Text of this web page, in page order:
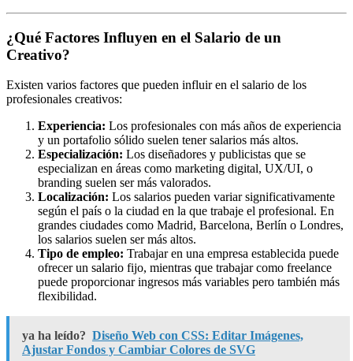
¿Qué Factores Influyen en el Salario de un
Creativo?
Existen varios factores que pueden influir en el salario de los
profesionales creativos:
Experiencia: Los profesionales con más años de experiencia
y un portafolio sólido suelen tener salarios más altos.
Especialización: Los diseñadores y publicistas que se
especializan en áreas como marketing digital, UX/UI, o
branding suelen ser más valorados.
Localización: Los salarios pueden variar significativamente
según el país o la ciudad en la que trabaje el profesional. En
grandes ciudades como Madrid, Barcelona, Berlín o Londres,
los salarios suelen ser más altos.
Tipo de empleo: Trabajar en una empresa establecida puede
ofrecer un salario fijo, mientras que trabajar como freelance
puede proporcionar ingresos más variables pero también más
flexibilidad.
ya ha leído? Diseño Web con CSS: Editar Imágenes,
Ajustar Fondos y Cambiar Colores de SVG